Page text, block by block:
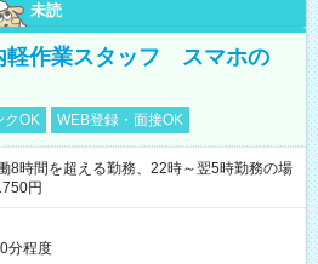
未読
軽作業スタッフ スマホの
クOK WEB登録・面接OK
時間を超える勤務、22時～翌5時勤務の場
円
分程度